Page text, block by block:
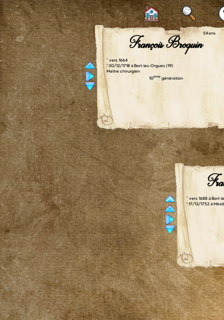
54 ans
François Broquin
° vers 1664
† 30/12/1718 à Bort-les-Orgues (19)
Maître chirurgien
10ème génération
° vers 1688 à Bort-
† 17/12/1752 à